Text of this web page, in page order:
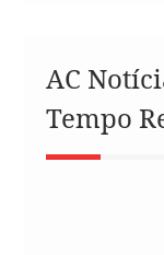
AC
Tempo